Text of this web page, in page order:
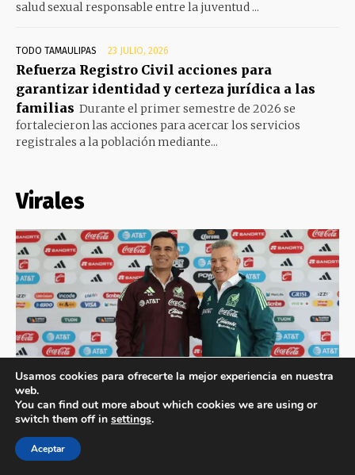
Usamos cookies para ofrecerte la mejor experiencia en nuestra
web.
You can find out more about which cookies we are using or
switch them off in settings.
Aceptar